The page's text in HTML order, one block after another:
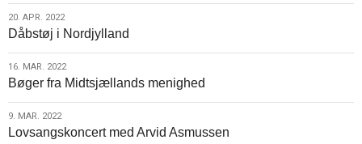
ny
oversættelse
udkommer
marts
Forrige
indlæg:
Tilmelding
20.
apr.
2022
20. APR. 2022
Dåbstøj i Nordjylland
16.
mar.
2022
16. MAR. 2022
Bøger fra Midtsjællands menighed
9.
mar.
9. MAR. 2022
Lovsangskoncert med Arvid Asmussen